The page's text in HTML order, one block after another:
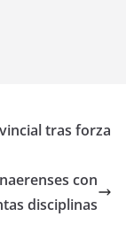
tras forza
con
disciplinas